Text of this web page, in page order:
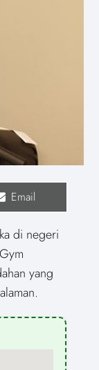
S
h
r
e
o
n
Email
di negeri
yang